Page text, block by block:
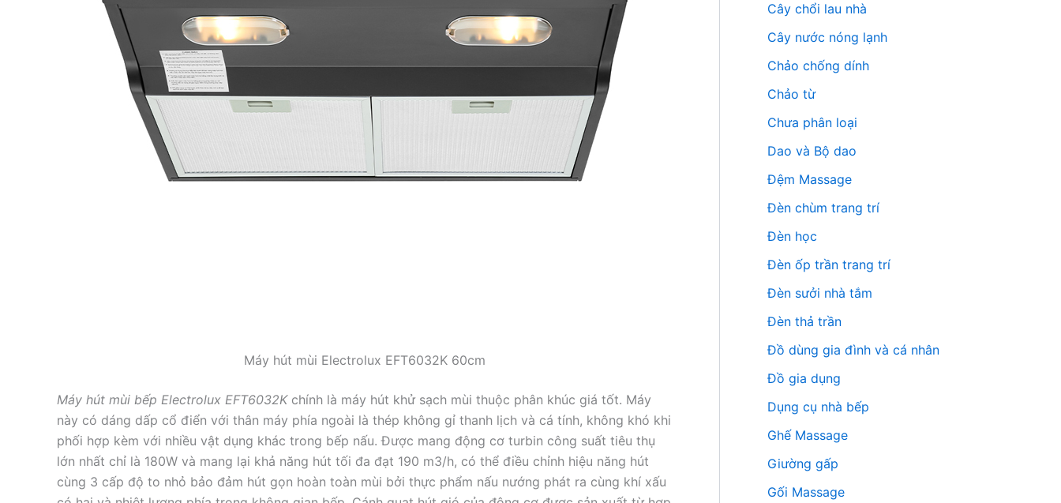
Máy hút mùi Electrolux EFT6032K 60cm
Máy hút mùi bếp Electrolux EFT6032Kchính là máy hút khử sạch mùi thuộc phân khúc giá tốt. Máy
này có dáng dấp cổ điển với thân máy phía ngoài là thép không gỉ thanh lịch và cá tính, không khó khi
phối hợp kèm với nhiều vật dụng khác trong bếp nấu. Được mang động cơ turbin công suất tiêu thụ
lớn nhất chỉ là 180W và mang lại khả năng hút tối đa đạt 190 m3/h, có thể điều chỉnh hiệu năng hút
cùng 3 cấp độ to nhỏ bảo đảm hút gọn hoàn toàn mùi bởi thực phẩm nấu nướng phát ra cùng khí xấu
Cây chổi lau nhà
Cây nước nóng lạnh
Chảo chống dính
Chảo từ
Chưa phân loại
Dao và Bộ dao
Đệm Massage
Đèn chùm trang trí
Đèn học
Đèn ốp trần trang trí
Đèn sưởi nhà tắm
Đèn thả trần
Đồ dùng gia đình và cá nhân
Đồ gia dụng
Dụng cụ nhà bếp
Ghế Massage
Giường gấp
Gối Massage